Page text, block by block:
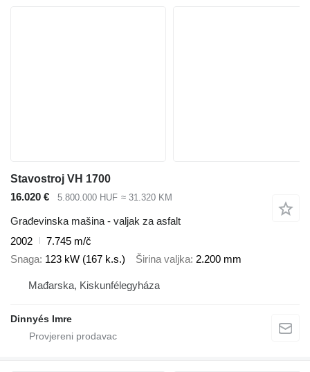
Stavostroj VH 1700
16.020 €
5.800.000 HUF ≈ 31.320 KM
Građevinska mašina - valjak za asfalt
2002
7.745 m/č
Snaga 123 kW (167 k.s.) Širina valjka 2.200 mm
Mađarska, Kiskunfélegyháza
Dinnyés Imre